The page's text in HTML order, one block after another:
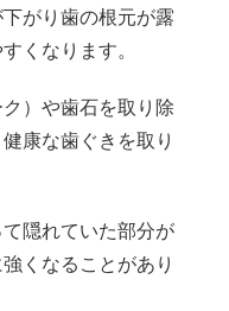
がり歯の根元が露
くなります。
）や歯石を取り除
康な歯ぐきを取り
隠れていた部分が
くなることがあり